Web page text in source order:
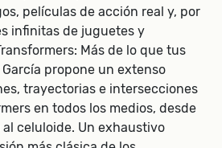
películas de acción real y, por
infinitas de juguetes y
Más de lo que tus
propone un extenso
trayectorias e intersecciones
en todos los medios, desde
celuloide. Un exhaustivo